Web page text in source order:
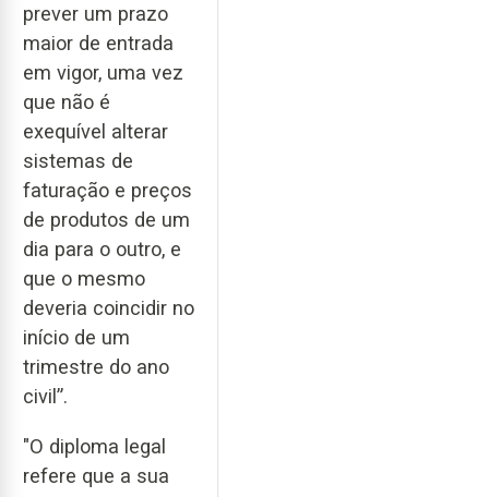
prever um prazo
maior de entrada
em vigor, uma vez
que não é
exequível alterar
sistemas de
faturação e preços
de produtos de um
dia para o outro, e
que o mesmo
deveria coincidir no
início de um
trimestre do ano
civil”.
"O diploma legal
refere que a sua